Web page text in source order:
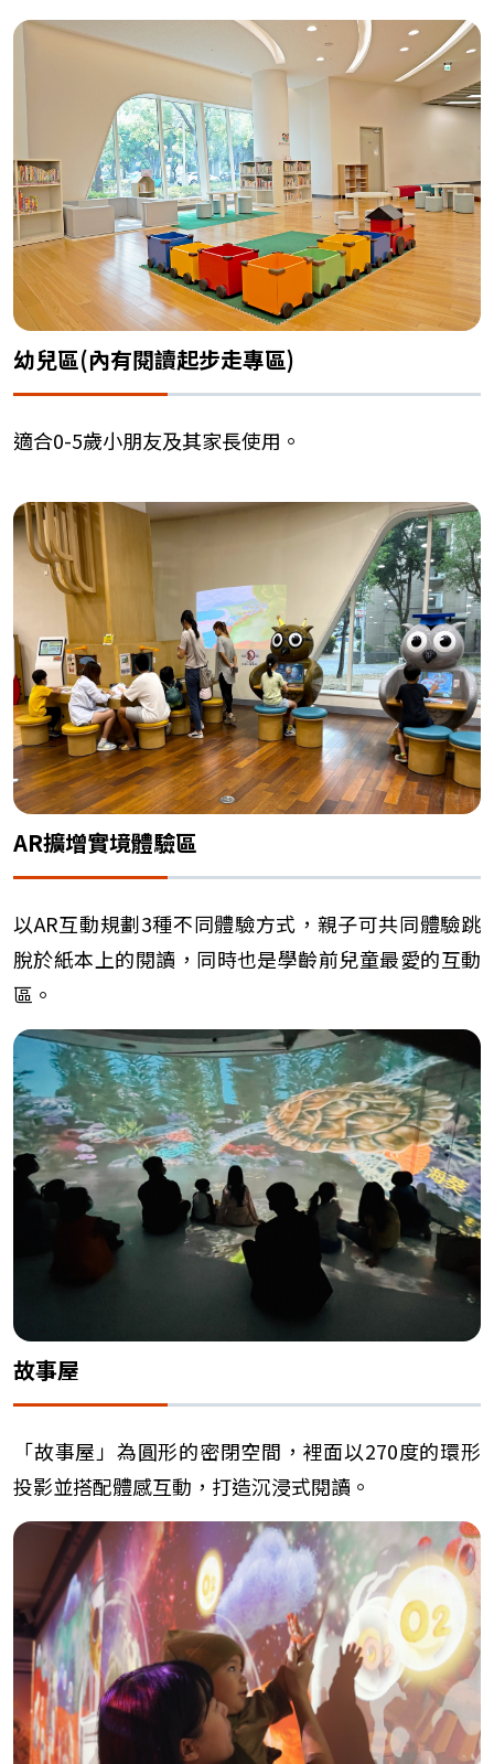
幼兒區(內有閱讀起步走專區)
適合0-5歲小朋友及其家長使用。
AR擴增實境體驗區
以AR互動規劃3種不同體驗方式，親子可共同體驗跳
脫於紙本上的閱讀，同時也是學齡前兒童最愛的互動
區。
故事屋
「故事屋」為圓形的密閉空間，裡面以270度的環形
投影並搭配體感互動，打造沉浸式閱讀。